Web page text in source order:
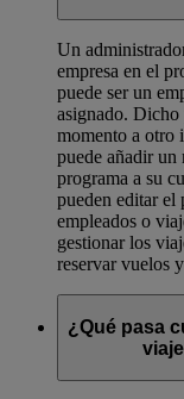
Un
empresa en el
puede ser un
asignado. Dicho
momento a otro
puede añadir un
programa a su
pueden editar el
empleados o
gestionar los
reservar vuelos
¿Qué pasa